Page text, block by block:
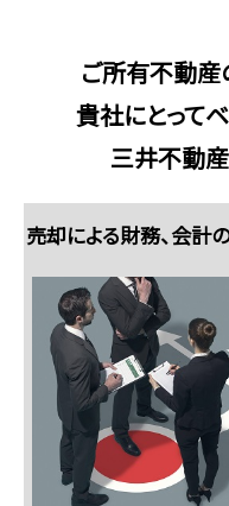
ご所有不動産
貴社にとって
三井不動
売却による財務、会計